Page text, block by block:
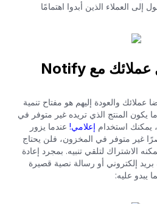
العملاء الذين أبدوا اهتمامًا
حافظ على تفاعل عملائك مع Notify
والعودة إليهم هو مفتاح تنمية
يكون المنتج الذي تريده غير متوفر في
يمكنك استخدام إعلامي!عندما يزور
غير متوفر في المخزون، فلن يحتاج
الاشتراك لتلقي تنبيه. بمجرد إعادة
إلكتروني أو رسالة نصية قصيرة
يبدو عليه: